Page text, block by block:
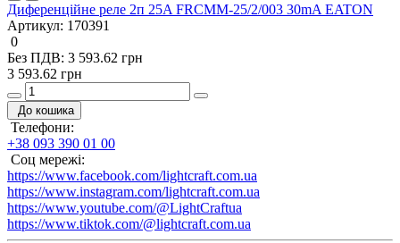
Диференційне реле 2п 25A FRCMM-25/2/003 30mA EATON
Артикул: 170391
0
Без ПДВ: 3 593.62 грн
3 593.62 грн
До кошика
Телефони:
+38 093 390 01 00
Соц мережі:
https://www.facebook.com/lightcraft.com.ua
https://www.instagram.com/lightcraft.com.ua
https://www.youtube.com/@LightCraftua
https://www.tiktok.com/@lightcraft.com.ua